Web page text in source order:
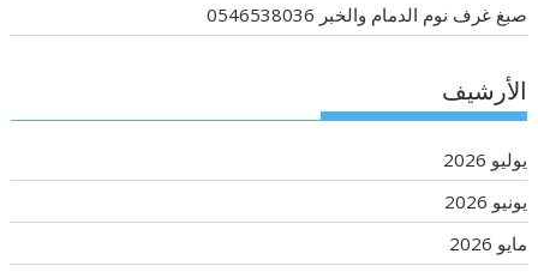
صبغ غرف نوم الدمام والخبر 0546538036
الأرشيف
يوليو 2026
يونيو 2026
مايو 2026